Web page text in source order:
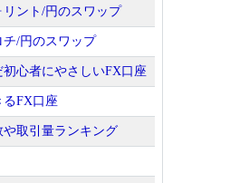
ント/円のスワップ
/円のスワップ
心者にやさしいFX口座
るFX口座
取引量ランキング